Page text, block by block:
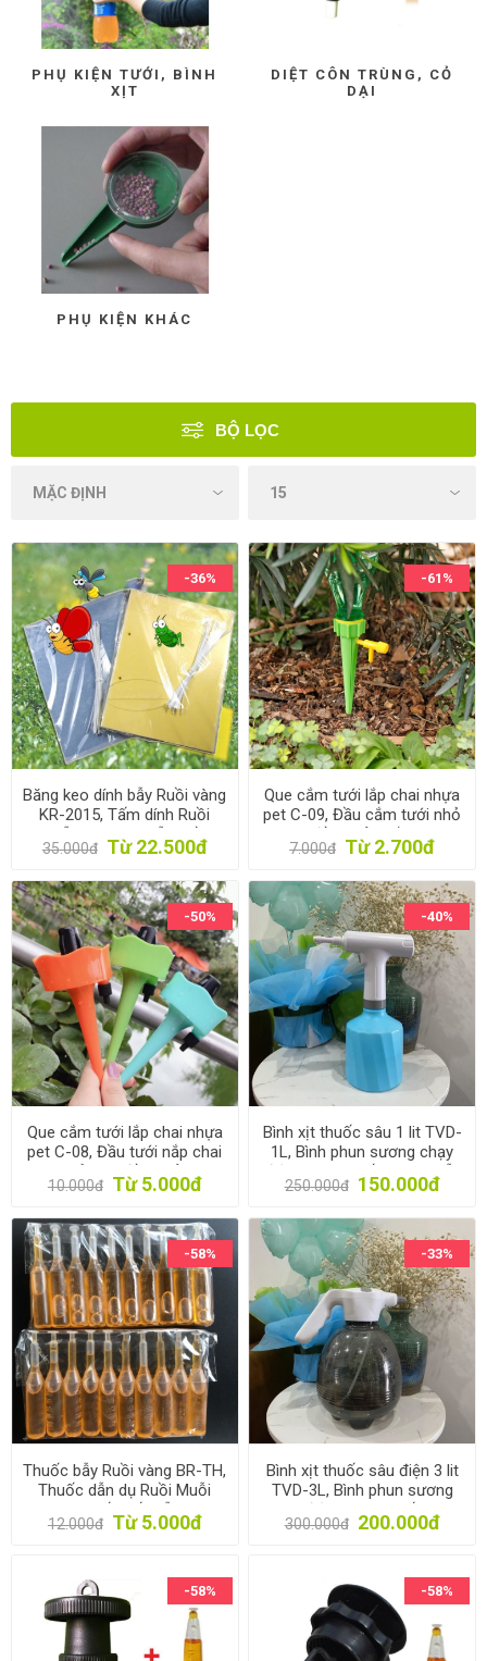
PHỤ KIỆN TƯỚI, BÌNH
XỊT
DIỆT CÔN TRÙNG, CỎ
DẠI
PHỤ KIỆN KHÁC
BỘ LỌC
-36%
Băng keo dính bẫy Ruồi vàng
KR-2015, Tấm dính Ruồi
Muỗi Ong, Keo bẫy Ruồi
Dấm
35.000đ Từ 22.500đ
-61%
Que cắm tưới lắp chai nhựa
pet C-09, Đầu cắm tưới nhỏ
giọt điều chỉnh lắp chai
coca
7.000đ Từ 2.700đ
-50%
Que cắm tưới lắp chai nhựa
pet C-08, Đầu tưới nắp chai
pet, Nhỏ giọt điều chỉnh lưu
lượng
10.000đ Từ 5.000đ
-40%
Bình xịt thuốc sâu 1 lit TVD-
1L, Bình phun sương chạy
điện, Phun thuốc Sâu, Muỗi,
Mối, Tưới cây
250.000đ 150.000đ
-58%
Thuốc bẫy Ruồi vàng BR-TH,
Thuốc dẫn dụ Ruồi Muỗi
Ong, Thuốc hấp dẫn côn
trùng
12.000đ Từ 5.000đ
-33%
Bình xịt thuốc sâu điện 3 lit
TVD-3L, Bình phun sương
chạy điện, Phun thuốc Sâu,
Muỗi, Mối
300.000đ 200.000đ
-58% -58%